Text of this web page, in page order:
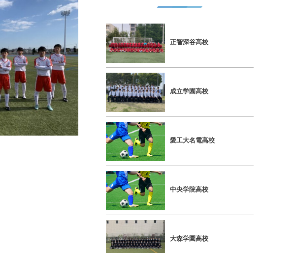
正智深⾕⾼校
成⽴学園⾼校
愛⼯⼤名電⾼校
中央学院⾼校
⼤森学園⾼校